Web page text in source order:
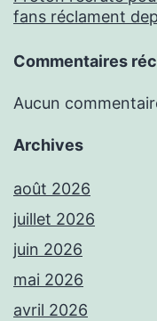
fans réclament
Commentaires
Aucun
Archives
août 2026
juillet 2026
juin 2026
mai 2026
avril 2026